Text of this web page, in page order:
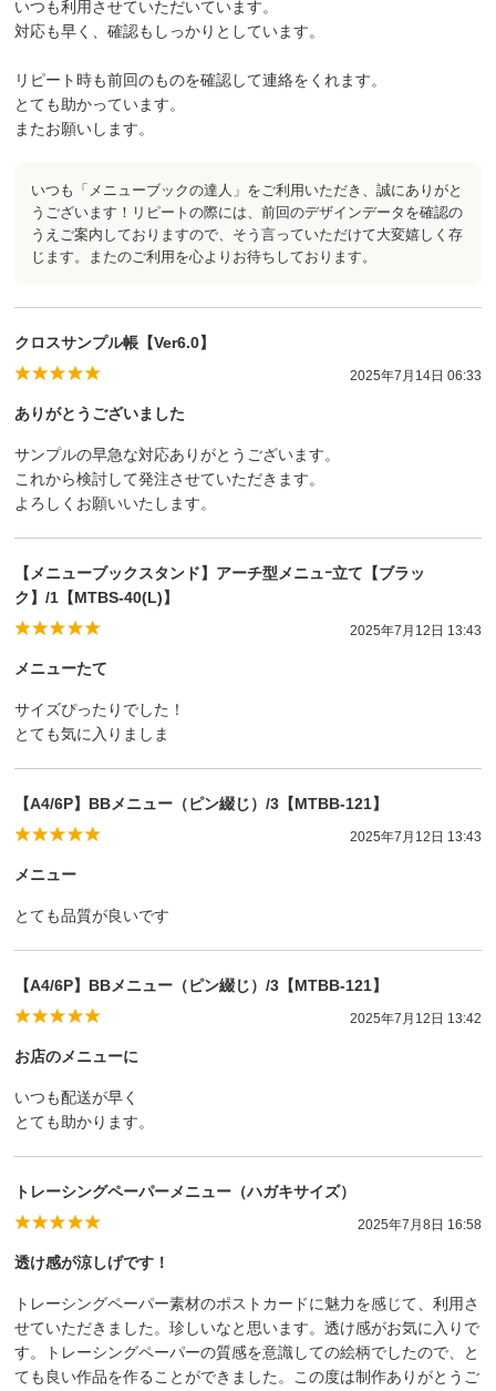
いつも利用させていただいています。
対応も早く、確認もしっかりとしています。
リピート時も前回のものを確認して連絡をくれます。
とても助かっています。
またお願いします。
いつも「メニューブックの達人」をご利用いただき、誠にありがと
うございます！リピートの際には、前回のデザインデータを確認の
うえご案内しておりますので、そう言っていただけて大変嬉しく存
じます。またのご利用を心よりお待ちしております。
クロスサンプル帳【Ver6.0】
2025年7月14日 06:33
ありがとうございました
サンプルの早急な対応ありがとうございます。
これから検討して発注させていただきます。
よろしくお願いいたします。
【メニューブックスタンド】アーチ型メニュｰ立て【ブラッ
ク】/1【MTBS-40(L)】
2025年7月12日 13:43
メニューたて
サイズぴったりでした！
とても気に入りましま
【A4/6P】BBメニュー（ピン綴じ）/3【MTBB-121】
2025年7月12日 13:43
メニュー
とても品質が良いです
【A4/6P】BBメニュー（ピン綴じ）/3【MTBB-121】
2025年7月12日 13:42
お店のメニューに
いつも配送が早く
とても助かります。
トレーシングペーパーメニュー（ハガキサイズ）
2025年7月8日 16:58
透け感が涼しげです！
トレーシングペーパー素材のポストカードに魅力を感じて、利用さ
せていただきました。珍しいなと思います。透け感がお気に入りで
す。トレーシングペーパーの質感を意識しての絵柄でしたので、と
ても良い作品を作ることができました。この度は制作ありがとうご